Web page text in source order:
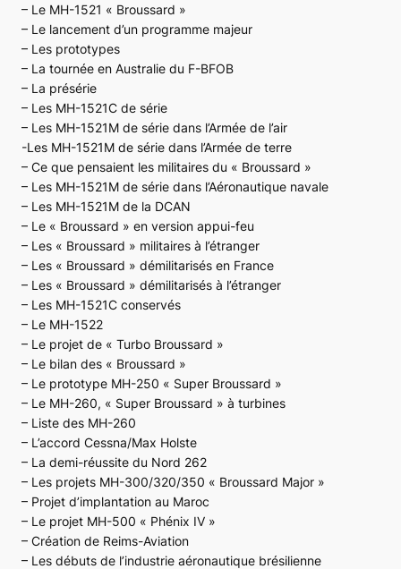
– Le MH-1521 « Broussard »
– Le lancement d’un programme majeur
– Les prototypes
– La tournée en Australie du F-BFOB
– La présérie
– Les MH-1521C de série
– Les MH-1521M de série dans l’Armée de l’air
-Les MH-1521M de série dans l’Armée de terre
– Ce que pensaient les militaires du « Broussard »
– Les MH-1521M de série dans l’Aéronautique navale
– Les MH-1521M de la DCAN
– Le « Broussard » en version appui-feu
– Les « Broussard » militaires à l’étranger
– Les « Broussard » démilitarisés en France
– Les « Broussard » démilitarisés à l’étranger
– Les MH-1521C conservés
– Le MH-1522
– Le projet de « Turbo Broussard »
– Le bilan des « Broussard »
– Le prototype MH-250 « Super Broussard »
– Le MH-260, « Super Broussard » à turbines
– Liste des MH-260
– L’accord Cessna/Max Holste
– La demi-réussite du Nord 262
– Les projets MH-300/320/350 « Broussard Major »
– Projet d’implantation au Maroc
– Le projet MH-500 « Phénix IV »
– Création de Reims-Aviation
– Les débuts de l’industrie aéronautique brésilienne